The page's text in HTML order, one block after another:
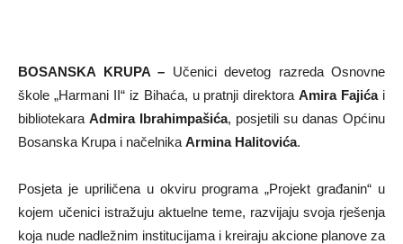
BOSANSKA KRUPA – Učenici devetog razreda Osnovne
škole „Harmani II“ iz Bihaća, u pratnji direktoraAmira Fajićai
bibliotekara Admira Ibrahimpašića, posjetili su danas Općinu
Bosanska Krupa i načelnika Armina Halitovića.
Posjeta je upriličena u okviru programa „Projekt građanin“ u
kojem učenici istražuju aktuelne teme, razvijaju svoja rješenja
koja nude nadležnim institucijama i kreiraju akcione planove za